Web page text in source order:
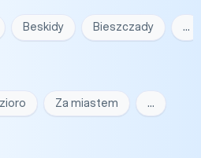
Beskidy Bieszczady …
Za miastem …